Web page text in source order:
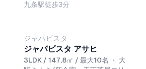
九条駅徒歩3分
ジャパビスタ
ジャパビスタ アサヒ
3LDK / 147.8㎡ / 最大10名 ・ 大